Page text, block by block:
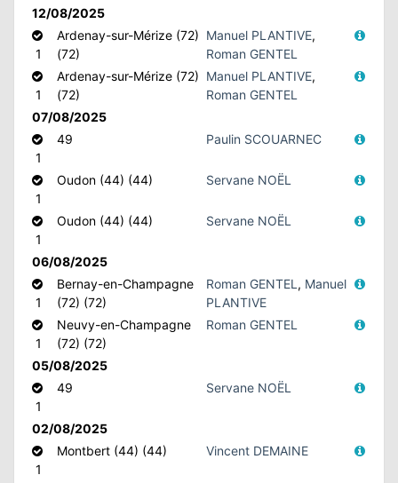
12/08/2025
1
Ardenay-sur-Mérize (72)
(72)
Manuel PLANTIVE,
Roman GENTEL
1
Ardenay-sur-Mérize (72)
(72)
Manuel PLANTIVE,
Roman GENTEL
07/08/2025
1
49 Paulin SCOUARNEC
1
Oudon (44) (44) Servane NOËL
1
Oudon (44) (44) Servane NOËL
06/08/2025
1
Bernay-en-Champagne
(72) (72)
Roman GENTEL , Manuel
PLANTIVE
1
Neuvy-en-Champagne
(72) (72)
Roman GENTEL
05/08/2025
1
49 Servane NOËL
02/08/2025
1
Montbert (44) (44) Vincent DEMAINE